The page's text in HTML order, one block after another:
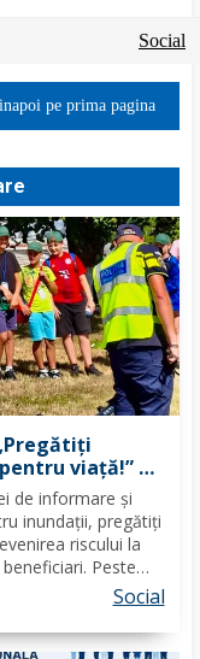
Social
inapoi pe prima pagina
viață!” –
cum să se
de informare și
inundații, pregătiți
riscului la
Peste
vară organizată
Social